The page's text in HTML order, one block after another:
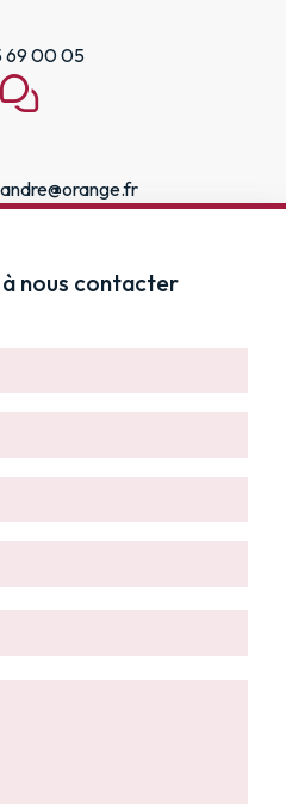
69 00 05
nous contacter